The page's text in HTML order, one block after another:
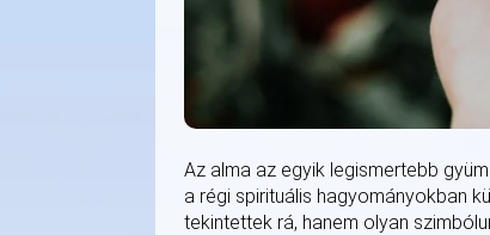
Az alma az egyik legismertebb
a régi spirituális hagyományokban
tekintettek rá, hanem olyan